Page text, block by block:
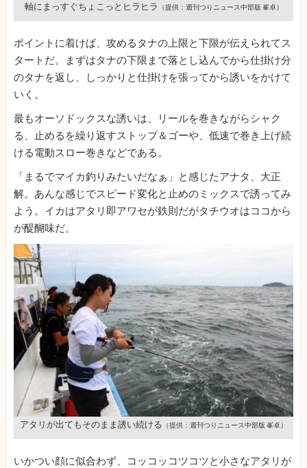
軸にまっすぐちょこっとヒラヒラ （提供：週刊つりニュース中部版 峯卓）
ポイントに着けば、攻めるタナの上限と下限が伝えられてス
タートだ。まずはタナの下限まで落とし込んでから仕掛け分
のタナを返し、しっかりと仕掛けを張ってから誘いをかけて
いく。
最もオーソドックスな誘いは、リールを巻きながらシャク
る、止めるを繰り返すストップ＆ゴーや、低速で巻き上げ続
ける電動スロー巻きなどである。
「まるでマイカ釣りみたいだなぁ」と感じたアナタ、大正
解。あんな感じでスピード変化と止めのミックスで誘ってみ
よう。イカはアタリ即アワセが鉄則だがタチウオはココから
が醍醐味だ。
アタリが出てもそのまま誘い続ける （提供：週刊つりニュース中部版 峯卓）
いかつい顔に似合わず、コッコッコツコツと小さなアタリが